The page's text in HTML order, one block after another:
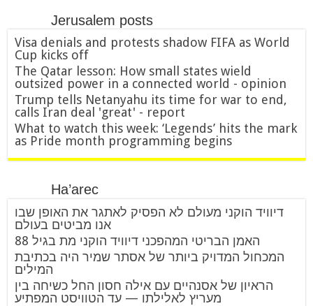
Jerusalem posts
Visa denials and protests shadow FIFA as World
Cup kicks off
The Qatar lesson: How small states wield
outsized power in a connected world - opinion
Trump tells Netanyahu its time for war to end,
calls Iran deal 'great' - report
What to watch this week: ‘Legends’ hits the mark
as Pride month programming begins
Ha’arec
דיוויד הוקני מעולם לא הפסיק לאתגר את האופן שבו
אנו מביטים בעולם
האמן הבריטי המהפכני דיוויד הוקני מת בגיל 88
המכחול המדויק ביותר של אסתר שמיר היה בכתיבת
המילים
הראיון של אסנהיים עם אילה חסון החל כשיחה בין
מעריץ לאלילתו — עד הטוויסט המפתיע